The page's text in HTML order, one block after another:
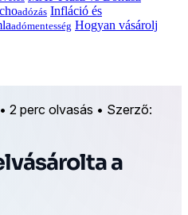
adózás Infláció és
adómentesség Hogyan vásárolj
• 2 perc olvasás • Szerző:
a